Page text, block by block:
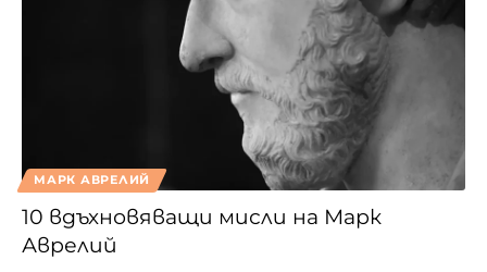
МАРК АВРЕЛИЙ
10 вдъхновяващи мисли на Марк
Аврелий